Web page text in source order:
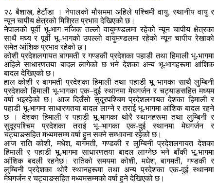
२८ बैशाख, हेटौंडा । नेपालको मौसममा अहिले पश्चिमी वायु, स्थानीय वायु र
न्यून चापीय क्षेत्रको मिश्रित प्रभाव देखिएको छ।
नेपालको पूर्वी भू-भाग नजिक तल्लो वायुमण्डलमा रहेको न्यून चापीय क्षेत्रका
साथै मध्य र पूर्वी भू–भागको उपल्लो वायुमण्डलमा रहेको न्यून चापीय रेखाको
समेत आंशिक प्रभाव रहेको छ।
कोशी प्रदेशलगायत बागमती र गण्डकी प्रदेशका पहाडी तथा हिमाली भू-भागमा
अहिले साधारणतया बादल लागेको छ भने देशका अन्य भू-भागहरूमा आंशिक
बादल देखिएको छ।
हाल कोशी र बागमती प्रदेशका हिमाली तथा पहाडी भू–भागका साथै लुम्बिनी
प्रदेशको हिमाली भू-भागका एक–दुई स्थानमा मेघगर्जन र चट्याङसहित मध्यम
वर्षा भइरहेको छ। आज दिउँसो सुदूरपश्चिम प्रदेशलगायत देशका हिमाली र
पहाडी भू-भागमा साधारणतया बादल लाग्ने र तराई भू-भागमा आंशिक बादल रहने
छ । देशका हिमाली र पहाडी भू-भागका थोरै स्थानहरूमा तथा लुम्बिनी र
सुदूरपश्चिम प्रदेशका तराई भू–भागका एक-दुई स्थानमा मेघगर्जन र
चट्याङसहित मध्यमसम्म वर्षा हुन सक्ने सम्भावना रहेको छ।
आज राति कोशी, मधेश, बागमती, गण्डकी र लुम्बिनी प्रदेशलगायत देशका
हिमाली र पहाडी भू-भागमा साधारणतया बादल लाग्नेछ भने बाँकी भू-भागमा
आंशिक बदली रहनेछ। रातिको समयमा कोशी, मधेश, बागमती, गण्डकी र
लुम्बिनी प्रदेशका थोरै स्थानहरूमा तथा अन्य प्रदेशका एक-दुई स्थानमा
मेघगर्जन र चट्याङसहित मध्यमसम्मको वर्षा हुने देखिएको छ।